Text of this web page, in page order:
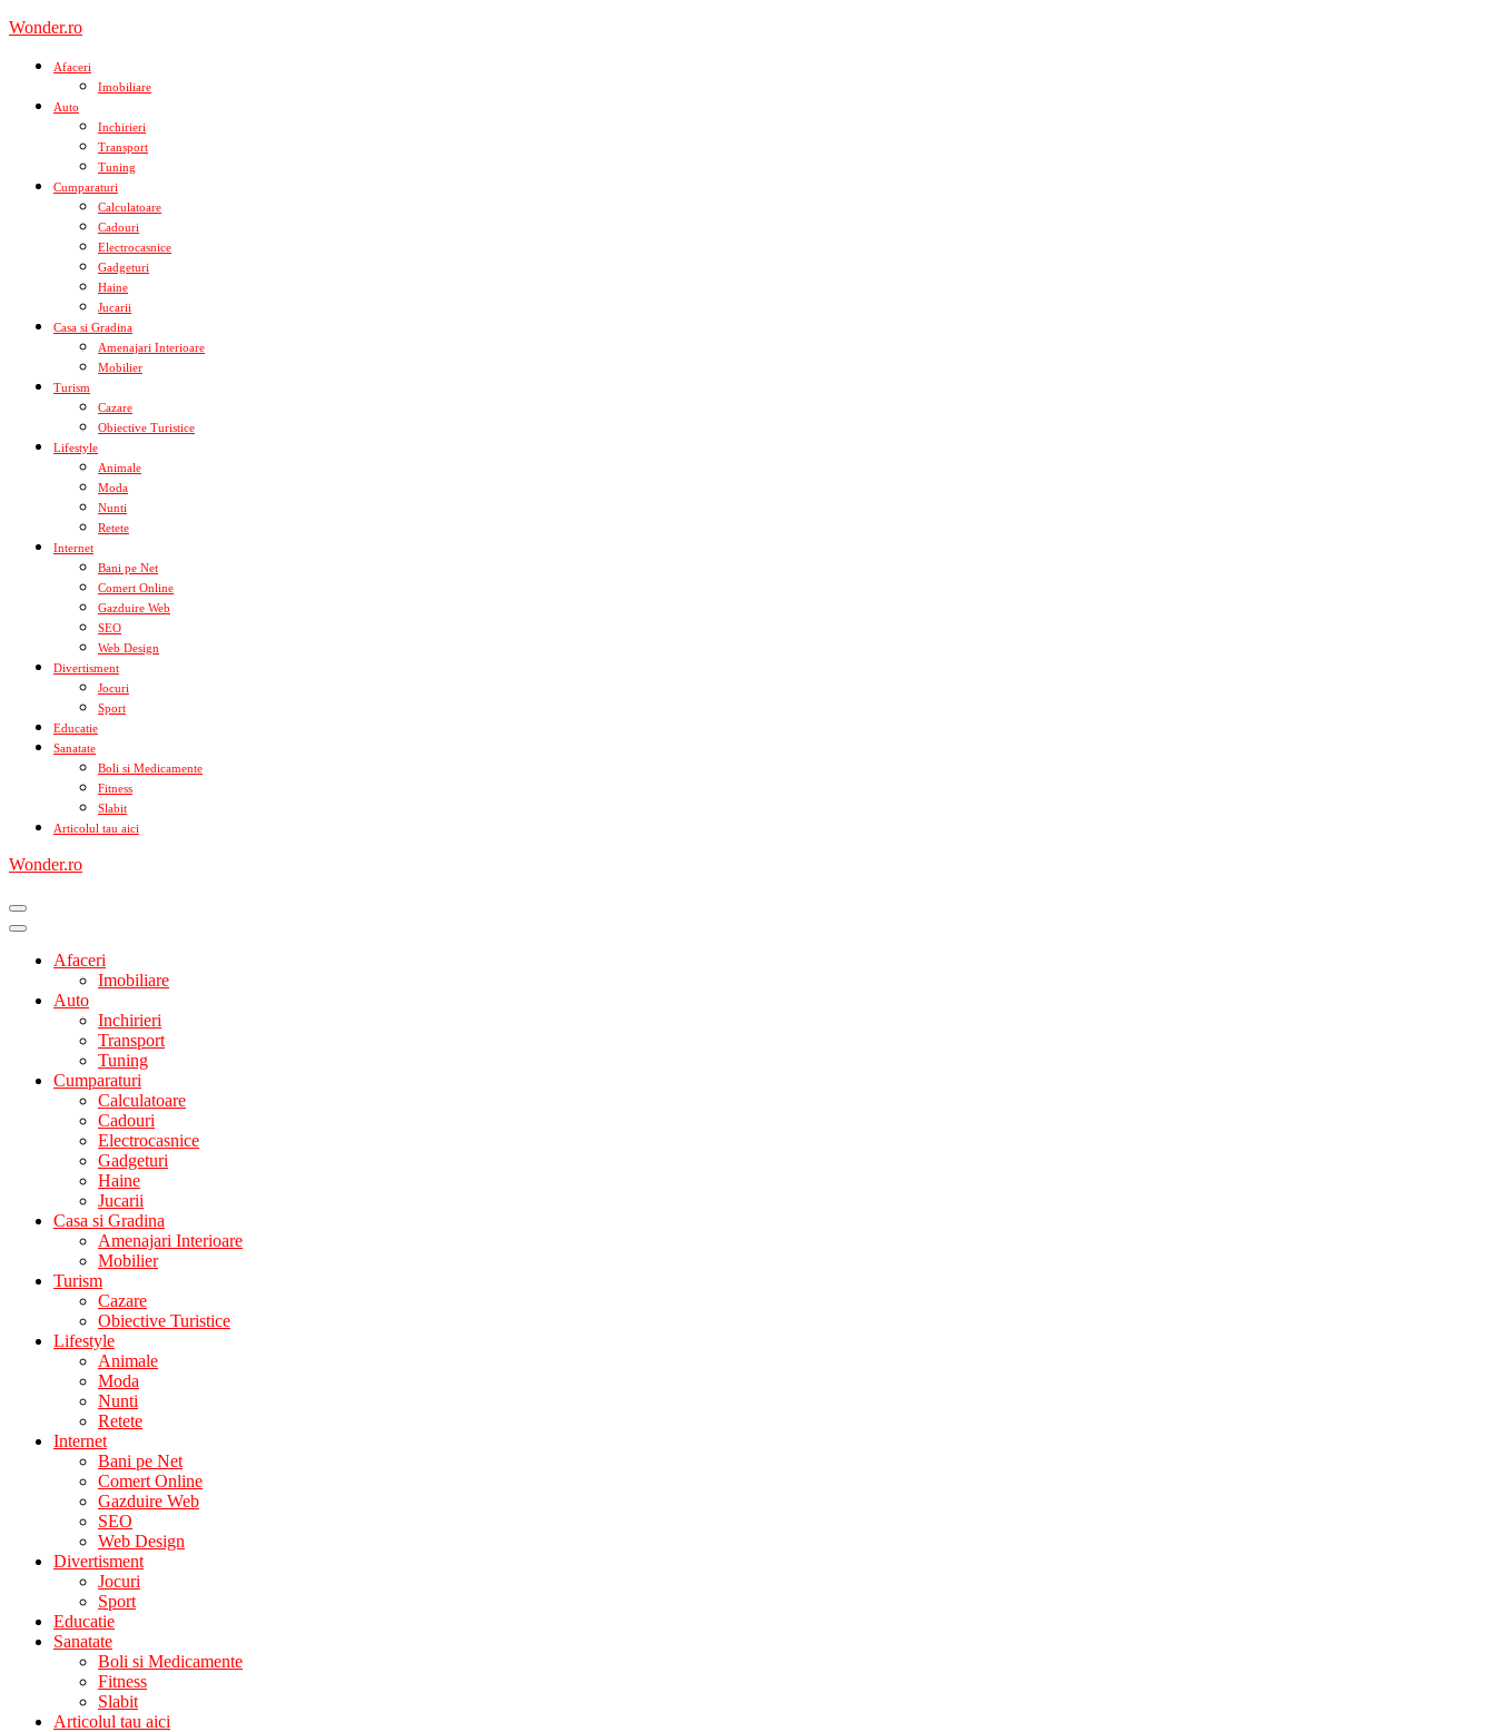
Skip
content
Wonder.ro
Afaceri
Imobiliare
Auto
Inchirieri
Transport
Tuning
Cumparaturi
Calculatoare
Cadouri
Electrocasnice
Gadgeturi
Haine
Jucarii
Casa si Gradina
Amenajari Interioare
Mobilier
Turism
Cazare
Obiective Turistice
Lifestyle
Animale
Moda
Nunti
Retete
Internet
Bani pe Net
Comert Online
Gazduire Web
SEO
Web Design
Divertisment
Jocuri
Sport
Educatie
Sanatate
Boli si Medicamente
Fitness
Slabit
Articolul tau aici
Wonder.ro
Afaceri
Imobiliare
Auto
Inchirieri
Transport
Tuning
Cumparaturi
Calculatoare
Cadouri
Electrocasnice
Gadgeturi
Haine
Jucarii
Casa si Gradina
Amenajari Interioare
Mobilier
Turism
Cazare
Obiective Turistice
Lifestyle
Animale
Moda
Nunti
Retete
Internet
Bani pe Net
Comert Online
Gazduire Web
SEO
Web Design
Divertisment
Jocuri
Sport
Educatie
Sanatate
Boli si Medicamente
Fitness
Slabit
Articolul tau aici